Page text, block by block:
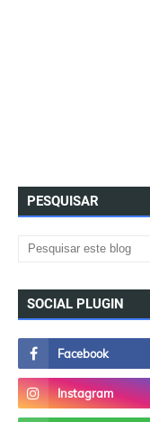
PESQUISAR
SOCIAL PLUGIN